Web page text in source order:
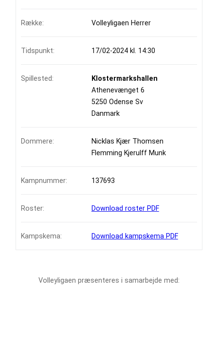
Række: Volleyligaen Herrer
Tidspunkt: 17/02-2024 kl. 14:30
Spillested:
Klostermarkshallen
Athenevænget 6
5250 Odense Sv
Danmark
Dommere:
Nicklas Kjær Thomsen
Flemming Kjerulff Munk
Kampnummer: 137693
Roster: Download roster PDF
Kampskema: Download kampskema PDF
Volleyligaen præsenteres i samarbejde med: